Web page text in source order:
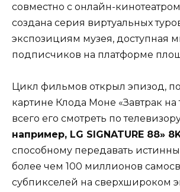
совместно с онлайн-
создана серия виртуальных
экспозициям музея, доступная
подписчиков на платформе
Цикл фильмов открыл эпизод,
картине Клода Моне «Завтрак на
всего его смотреть по
например, LG SIGNATURE 88»
способному передавать
более чем 100 миллионов
субпикселей на сверхшироком